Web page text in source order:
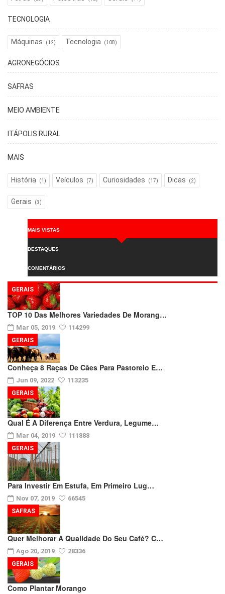
TECNOLOGIA
Máquinas (12) Tecnologia (108)
AGRONEGÓCIOS
SAFRAS
MEIO AMBIENTE
ITÁPOLIS RURAL
MAIS
História (1) Veículos (7) Curiosidades (17) Dicas (2)
Gerais (3)
MAIS VISTAS
DESTAQUES
COMENTÁRIOS
TOP 10 Das Melhores Variedades De Morang…
Mar 05, 2019 114299
GERAIS
Conheça 8 Raças De Cães Para Pastoreio E…
Jun 09, 2022 113235
GERAIS
Qual É A Diferença Entre Verdura, Legume…
Mar 04, 2019 111888
GERAIS
Para Investir Em Estufa, Em Primeiro Lug…
Nov 07, 2019 66545
GERAIS
Quer Melhorar A Qualidade Do Seu Café? C…
Ago 20, 2019 28336
SAFRAS
Como Plantar Morango
GERAIS